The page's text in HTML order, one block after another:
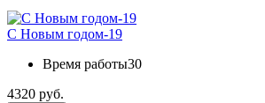
С Новым годом-19
Время работы30
4320 руб.